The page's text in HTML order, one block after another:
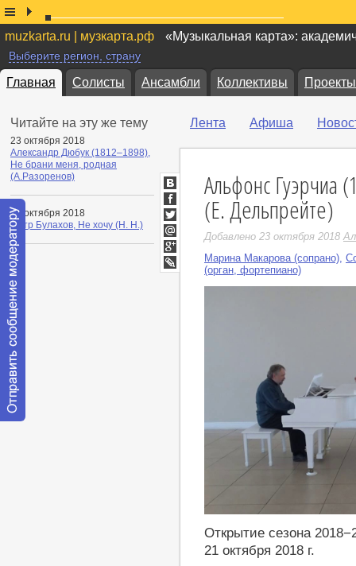
muzkarta.ru | музкарта.рф «Музыкальная карта»:
Выберите регион, страну
Главная Солисты Ансамбли Коллективы Проекты
Читайте на эту же тему
23 октября 2018
Александр Дюбук (1812–1898),
Не брани меня, родная
(А.Разоренов)
23 октября 2018
Петр Булахов, Не хочу (Н. Н.)
Лента Афиша
Альфонс Гуэрчиа
(Е. Дельпрейте)
Добавлено 23 октября 2018
Марина Макарова (сопрано)
(орган, фортепиано)
Открытие сезона
21 октября 2018 г.
ВКонтакте
Facebook
Twitter
Мой
Мир
Google+
LiveJournal